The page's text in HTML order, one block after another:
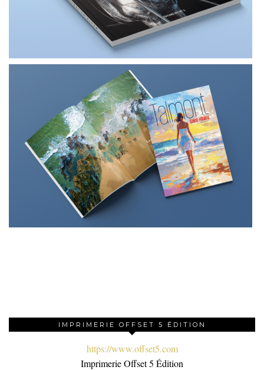
IMPRIMERIE OFFSET 5 ÉDITION
https://www.offset5.com
Imprimerie Offset 5 Édition